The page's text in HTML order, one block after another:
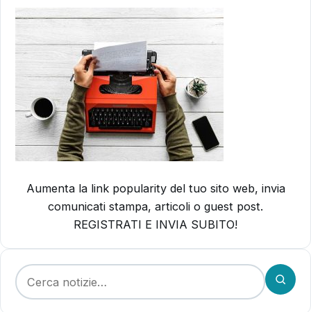
Aumenta la link popularity del tuo sito web, invia
comunicati stampa, articoli o guest post.
REGISTRATI E INVIA SUBITO!
Cerca: